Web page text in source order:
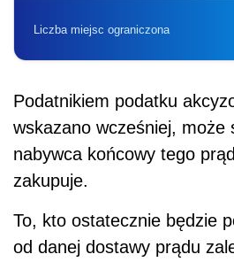
Liczba miejsc ograniczona
Podatnikiem podatku
wskazano wcześniej, może
nabywca końcowy tego
zakupuje.
To, kto ostatecznie będzie
od danej dostawy prądu